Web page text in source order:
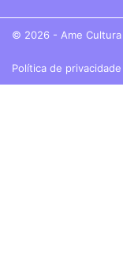
© 2026 - Ame
Política de privacidade